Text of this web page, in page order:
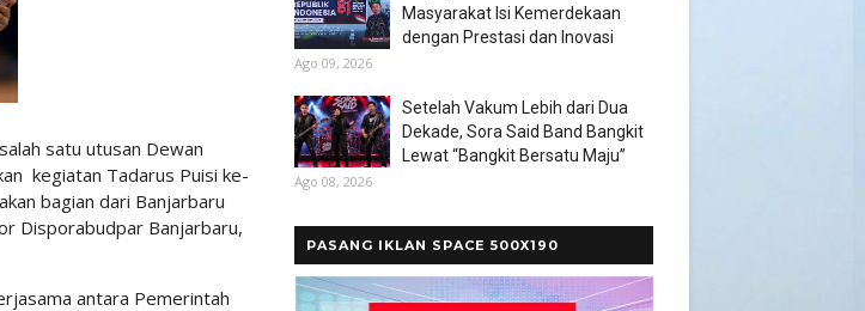
satu utusan Dewan
kegiatan Tadarus Puisi ke-
bagian dari Banjarbaru
Disporabudpar Banjarbaru,
antara Pemerintah
Masyarakat Isi Kemerdekaan
dengan Prestasi dan Inovasi
Ago 09, 2026
Setelah Vakum Lebih dari Dua
Dekade, Sora Said Band Bangkit
Lewat “Bangkit Bersatu Maju”
Ago 08, 2026
PASANG IKLAN SPACE 500X190